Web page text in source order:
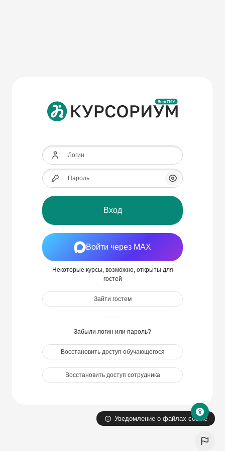
Войти через MAX
Логин
Пароль
Показать/
Вход
Некоторые курсы, возможно, открыты для
гостей
Зайти гостем
Забыли логин или пароль?
Восстановить доступ обучающегося
Восстановить доступ сотрудника
Уведомление о файлах cookie